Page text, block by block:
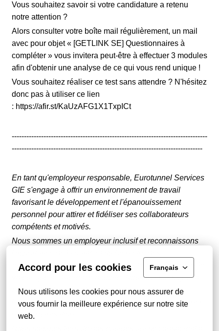
Accord pour les cookies Français
Nous utilisons les cookies pour nous assurer de
vous fournir la meilleure expérience sur notre site
web.
Vous souhaitez savoir si votre candidature a retenu
notre attention ?
Alors consulter votre boîte mail régulièrement, un mail
avec pour objet « [GETLINK SE] Questionnaires à
compléter » vous invitera peut-être à effectuer 3 modules
afin d'obtenir une analyse de ce qui vous rend unique !
Vous souhaitez réaliser ce test sans attendre ? N'hésitez
donc pas à utiliser ce lien
: https://afir.st/KaUzAFG1X1TxpICt
--------------------------------------------------------------------------------
------------------------------------------------------------------------------
En tant qu'employeur responsable, Eurotunnel Services
GIE s'engage à offrir un environnement de travail
favorisant le développement et l'épanouissement
personnel pour attirer et fidéliser ses collaborateurs
compétents et motivés.
Nous sommes un employeur inclusif et reconnaissons
employés. Nous célébrons la diversité et embrassons la
valeur que la différence apporte. Nous pensons que la
culture d'inclusion est à la base d'une entreprise
hautement performante et est essentielle pour façonner
notre organisation.